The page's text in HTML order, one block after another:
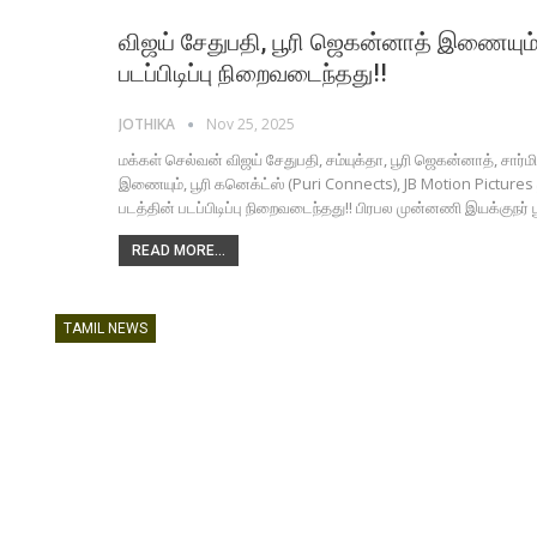
விஜய் சேதுபதி, பூரி ஜெகன்னாத்
படப்பிடிப்பு நிறைவடைந்தது!!
JOTHIKA Nov 25, 2025
மக்கள் செல்வன் விஜய் சேதுபதி, சம்யுக்தா, பூரி ஜெகன்னாத்,
இணையும், பூரி கனெக்ட்ஸ் (Puri Connects), JB Motion Pictures
படத்தின் படப்பிடிப்பு நிறைவடைந்தது!! பிரபல முன்னணி
READ MORE...
TAMIL NEWS